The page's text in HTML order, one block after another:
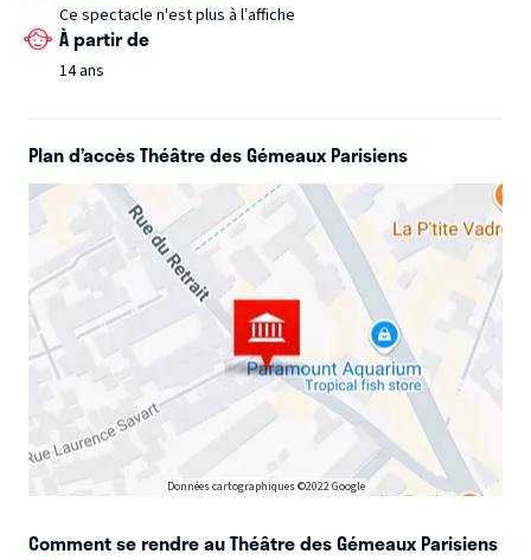
Ce spectacle n'est plus à l’affiche
À partir de
14 ans
Plan d’accès Théâtre des Gémeaux Parisiens
Données cartographiques ©2022 Google
Comment se rendre au Théâtre des Gémeaux Parisiens